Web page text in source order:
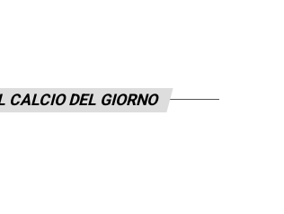
CALCIO DEL GIORNO